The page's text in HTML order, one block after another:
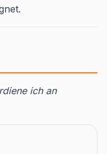
ich an